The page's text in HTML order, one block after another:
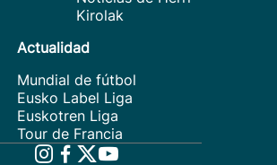
Kirolak
Actualidad
Mundial de fútbol
Eusko Label Liga
Euskotren Liga
Tour de Francia